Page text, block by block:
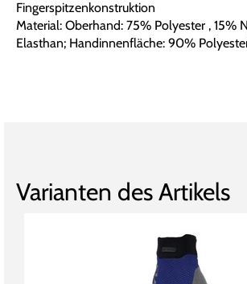
Fingerspitzenkonstruktion
Material: Oberhand: 75% Polyester , 15%
Elasthan; Handinnenfläche: 90%
Varianten des Artikels